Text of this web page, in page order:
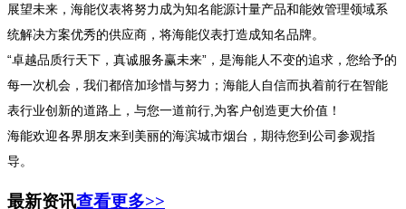
展望未来，海能仪表将努力成为知名能源计量产品和能效管理领域系
统解决方案优秀的供应商，将海能仪表打造成知名品牌。
“卓越品质行天下，真诚服务赢未来”，是海能人不变的追求，您给予的
每一次机会，我们都倍加珍惜与努力；海能人自信而执着前行在智能
表行业创新的道路上，与您一道前行,为客户创造更大价值！
海能欢迎各界朋友来到美丽的海滨城市烟台，期待您到公司参观指
导。
最新资讯查看更多>>